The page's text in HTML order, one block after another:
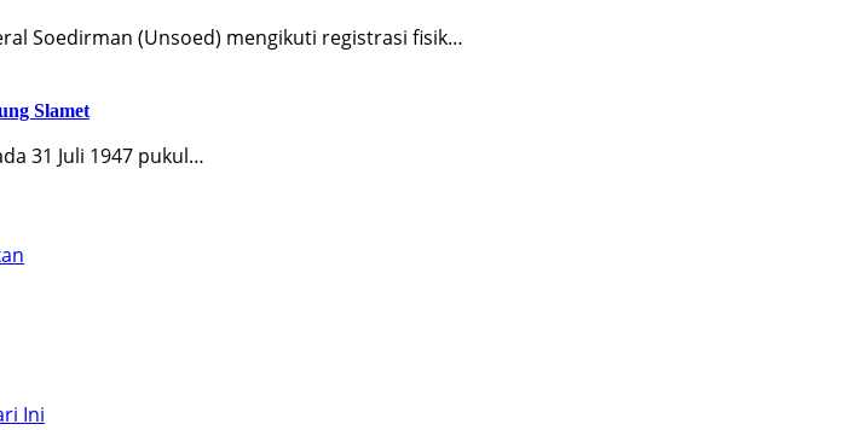
Soedirman (Unsoed) mengikuti registrasi fisik…
Slamet
31 Juli 1947 pukul…